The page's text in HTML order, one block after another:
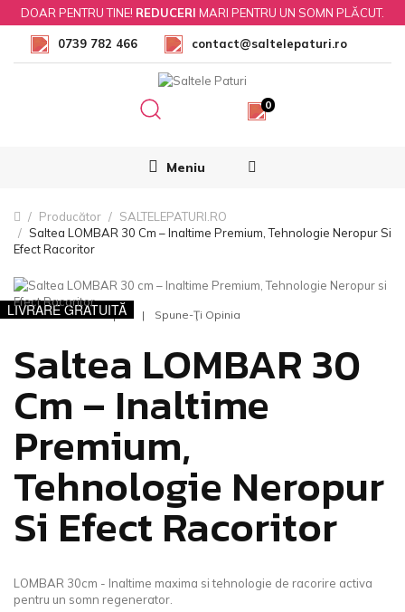
DOAR PENTRU TINE! REDUCERI MARI PENTRU UN SOMN PLĂCUT.
0739 782 466 contact@saltelepaturi.ro
0
Meniu
Producător
SALTELEPATURI.RO
Saltea LOMBAR 30 Cm – Inaltime Premium, Tehnologie Neropur Si
Efect Racoritor
0 Opinii Spune-Ţi Opinia
Saltea LOMBAR 30
Cm – Inaltime
Premium,
Tehnologie Neropur
Si Efect Racoritor
LIVRARE GRATUITĂ
LOMBAR 30cm - Inaltime maxima si tehnologie de racorire activa
pentru un somn regenerator.